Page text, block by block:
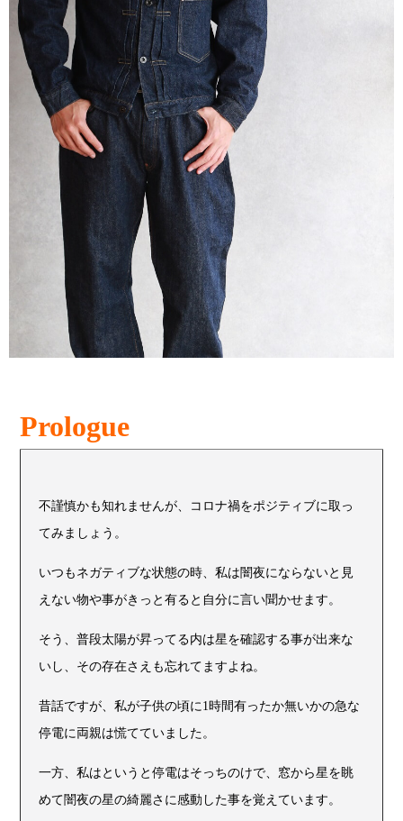
Prologue
不謹慎かも知れませんが、コロナ禍をポジティブに取っ
てみましょう。
いつもネガティブな状態の時、私は闇夜にならないと見
えない物や事がきっと有ると自分に言い聞かせます。
そう、普段太陽が昇ってる内は星を確認する事が出来な
いし、その存在さえも忘れてますよね。
昔話ですが、私が子供の頃に1時間有ったか無いかの急な
停電に両親は慌てていました。
一方、私はというと停電はそっちのけで、窓から星を眺
めて闇夜の星の綺麗さに感動した事を覚えています。